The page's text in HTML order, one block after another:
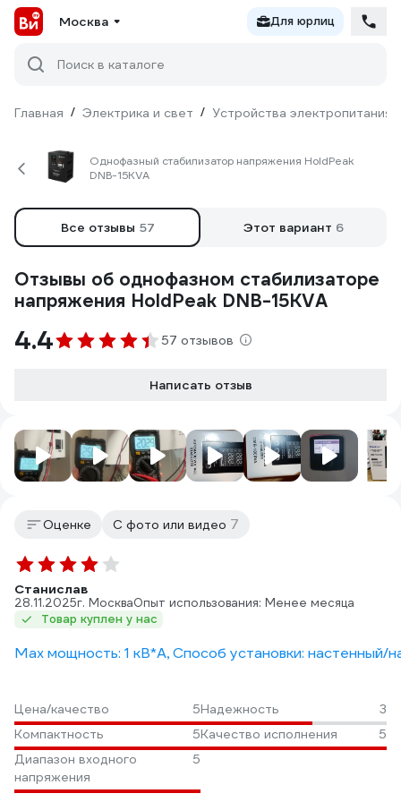
Москва Для юрлиц
Поиск в каталоге
Главная / Электрика и свет / Устройства электропитания
Однофазный стабилизатор напряжения HoldPeak
DNB-15KVA
Все отзывы 57 Этот вариант 6
Отзывы об однофазном стабилизаторе
напряжения HoldPeak DNB-15KVA
4.4 57 отзывов
Написать отзыв
Оценке С фото или видео 7
Станислав
28.11.2025г. МоскваОпыт использования: Менее месяца
Товар куплен у нас
Max мощность: 1 кВ*А, Способ установки: настенный/
Цена/качество 5Надежность
3
Компактность
5Качество исполнения
5
Диапазон входного
напряжения
5